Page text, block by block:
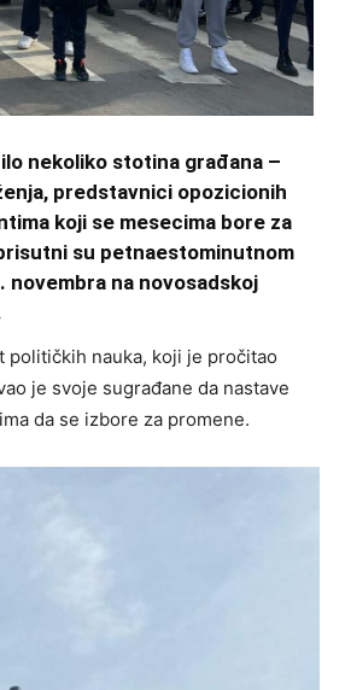
nekoliko stotina građana –
predstavnici opozicionih
koji se mesecima bore za
su petnaestominutnom
na novosadskoj
političkih nauka, koji je pročitao
je svoje sugrađane da nastave
da se izbore za promene.